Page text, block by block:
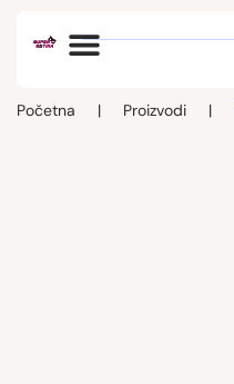
Početna | Proizvodi |